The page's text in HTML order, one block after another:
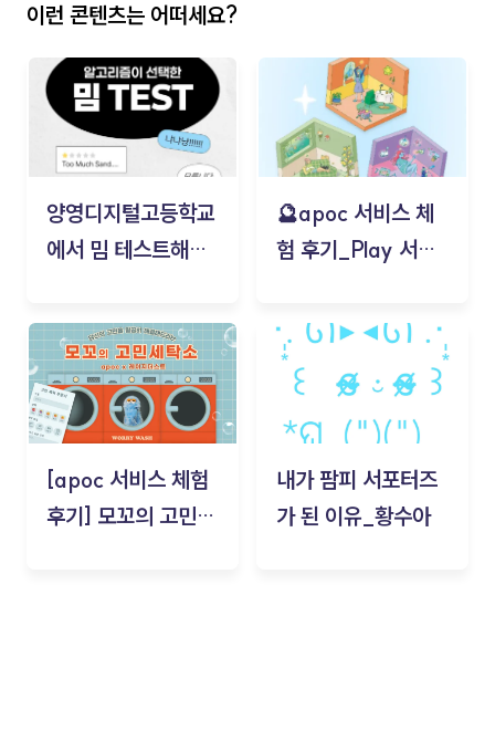
이런 콘텐츠는 어떠세요?
양영디지털고등학교
에서 밈 테스트해보
🔮apoc 서비스 체
험 후기_Play 서비
김태현
[apoc 서비스 체험
후기] 모꼬의 고민세
내가 팜피 서포터즈
가 된 이유_황수아